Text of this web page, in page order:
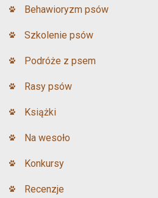
Behawioryzm psów
Szkolenie psów
Podróże z psem
Rasy psów
Książki
Na wesoło
Konkursy
Recenzje